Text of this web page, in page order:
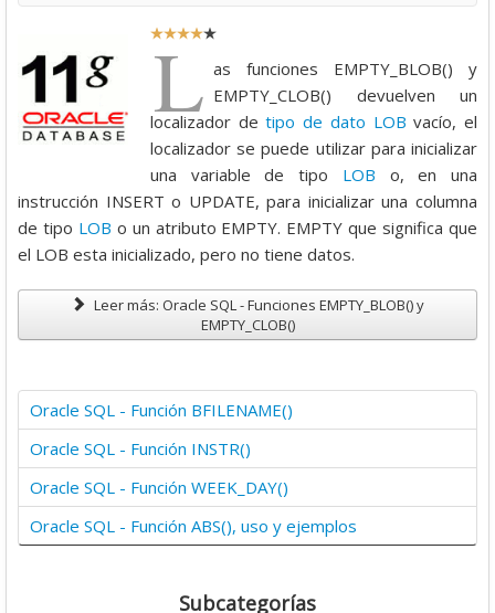
o
4
L as funciones EMPTY_BLOB() y
EMPTY_CLOB() devuelven un
localizador detipo de dato LOB vacío, el
localizador se puede utilizar para inicializar
una variable de tipo LOB o, en una
instrucción INSERT o UPDATE, para inicializar una columna
de tipo LOB o un atributo EMPTY. EMPTY que significa que
el LOB esta inicializado, pero no tiene datos.
Leer más: Oracle SQL - Funciones EMPTY_BLOB() y
EMPTY_CLOB()
Oracle SQL - Función BFILENAME()
Oracle SQL - Función INSTR()
Oracle SQL - Función WEEK_DAY()
Oracle SQL - Función ABS(), uso y ejemplos
Subcategorías